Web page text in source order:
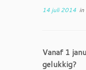
14 juli 2014 in
Vanaf 1
gelukkig?